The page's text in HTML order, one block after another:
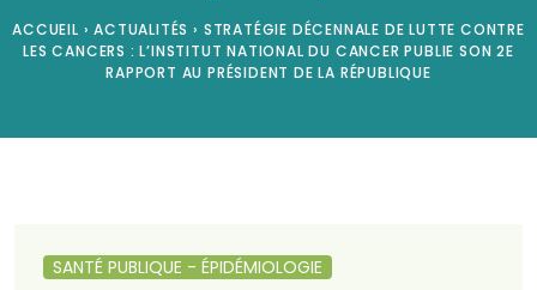
ACCUEIL › ACTUALITÉS › STRATÉGIE DÉCENNALE DE LUTTE CONTRE
LES CANCERS : L’INSTITUT NATIONAL DU CANCER PUBLIE SON 2E
RAPPORT AU PRÉSIDENT DE LA RÉPUBLIQUE
SANTÉ PUBLIQUE - ÉPIDÉMIOLOGIE